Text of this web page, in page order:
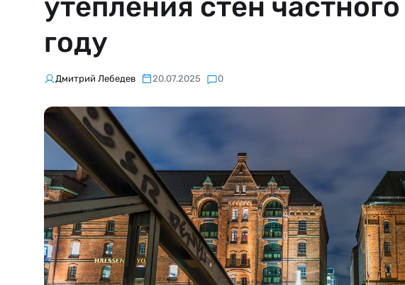
утепления стен
году
Дмитрий Лебедев 20.07.2025 0